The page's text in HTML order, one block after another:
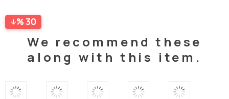
30
We recommend these
along with this item.